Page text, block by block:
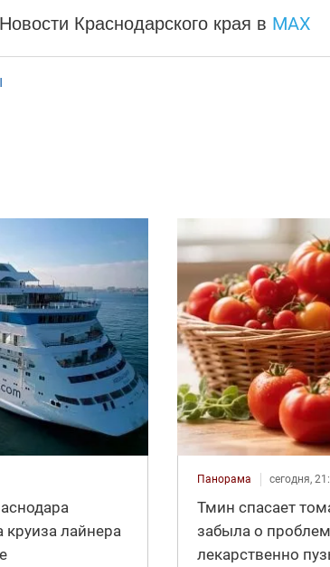
Новости Краснодарского края в MAX
круиза лайнера
Панорама сегодня,
Тмин спасает
забыла о
лекарственно